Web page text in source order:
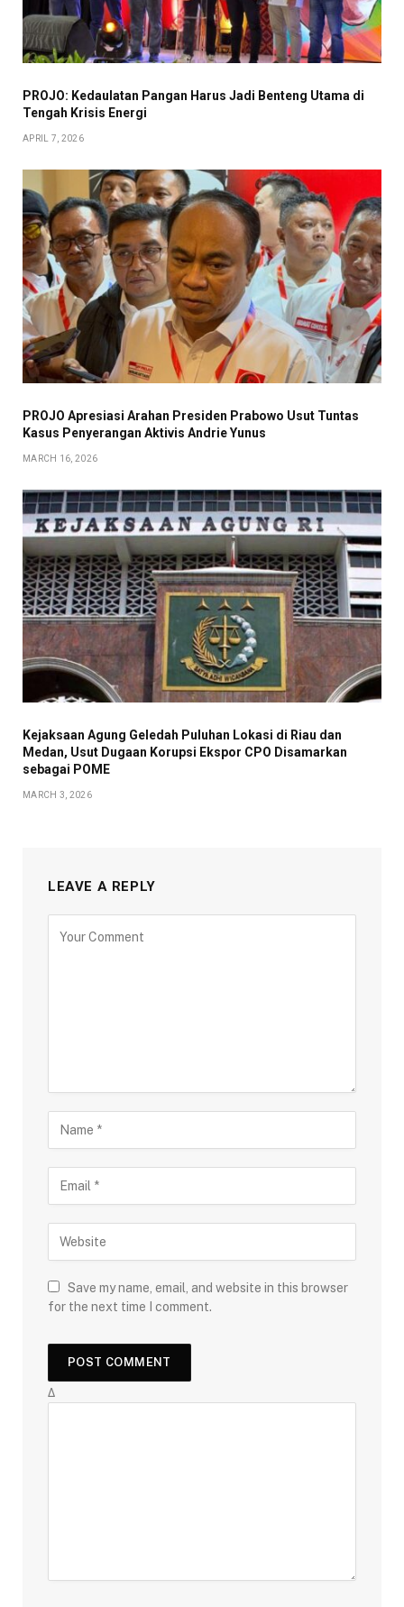
PROJO: Kedaulatan Pangan Harus Jadi Benteng Utama di
Tengah Krisis Energi
APRIL 7, 2026
PROJO Apresiasi Arahan Presiden Prabowo Usut Tuntas
Kasus Penyerangan Aktivis Andrie Yunus
MARCH 16, 2026
Kejaksaan Agung Geledah Puluhan Lokasi di Riau dan
Medan, Usut Dugaan Korupsi Ekspor CPO Disamarkan
sebagai POME
MARCH 3, 2026
LEAVE A REPLY
Save my name, email, and website in this browser
for the next time I comment.
Δ